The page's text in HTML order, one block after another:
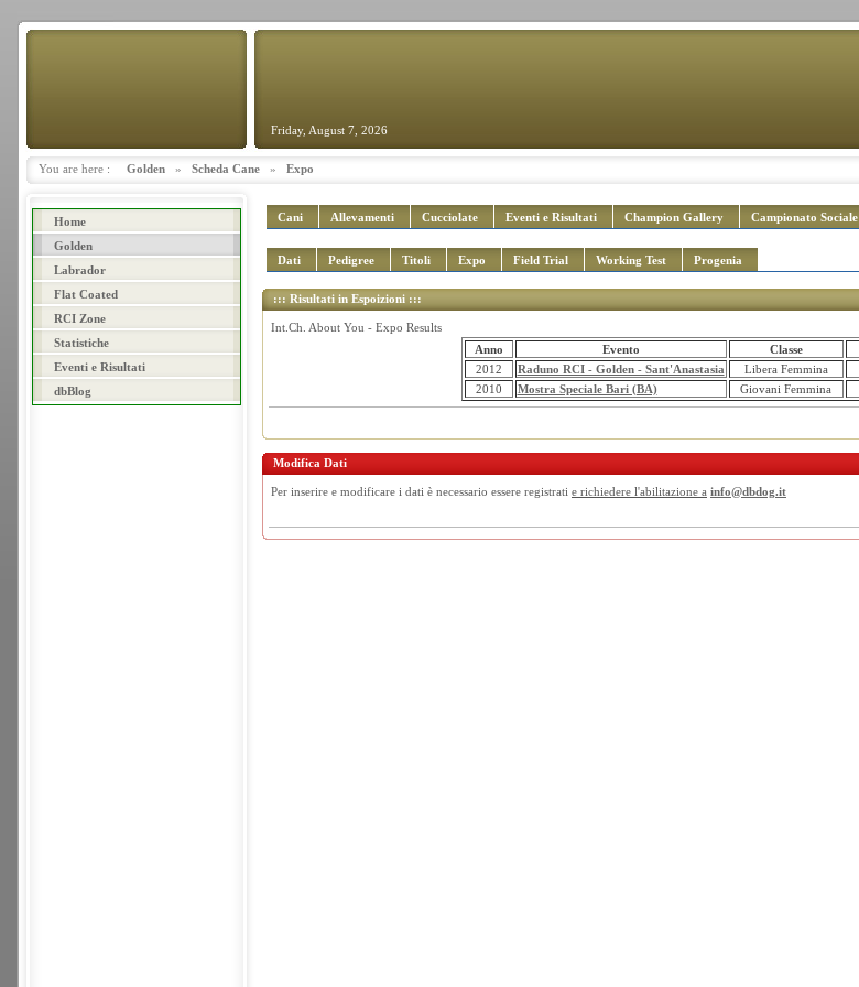
Friday, August 7, 2026
You are here : Golden » Scheda Cane » Expo
Home
Golden
Labrador
Flat Coated
RCI Zone
Statistiche
Eventi e Risultati
dbBlog
Cani Allevamenti Cucciolate Eventi e Risultati Champion Gallery Campionato Sociale
Dati Pedigree Titoli Expo Field Trial Working Test Progenia
::: Risultati in Espoizioni :::
Int.Ch. About You - Expo Results
Anno
Evento Classe
2012
Raduno RCI - Golden - Sant'Anastasia Libera Femmina
2010
Mostra Speciale Bari (BA) Giovani Femmina
Modifica Dati
Per inserire e modificare i dati è necessario essere registrati e richiedere l'abilitazione a info@dbdog.it